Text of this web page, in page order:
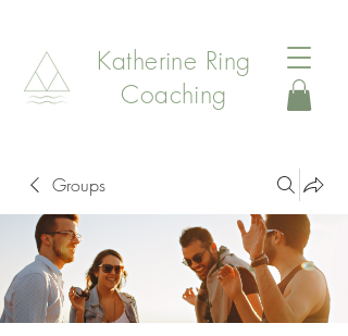
Katherine Ring
Coaching
Groups